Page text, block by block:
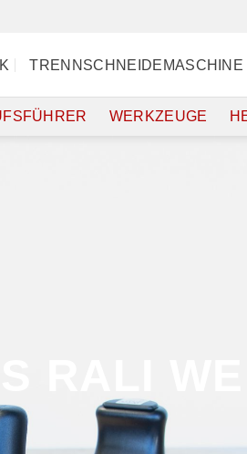
TRENNSCHNEIDEMASCHINE
WERKZEUGE